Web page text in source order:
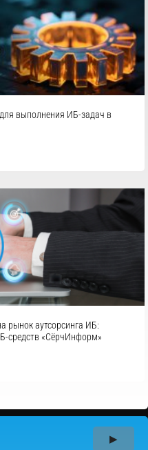
выполнения ИБ-задач в
рынок аутсорсинга ИБ:
средств «СёрчИнформ»
▶